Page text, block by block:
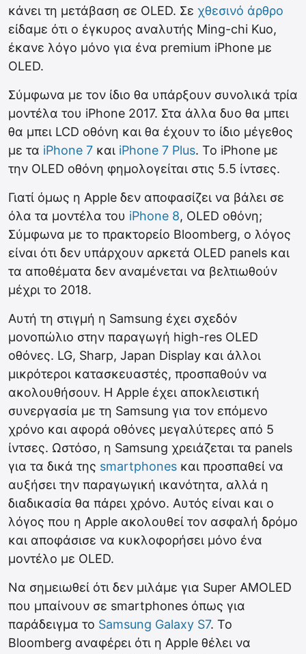
κάνει τη μετάβαση σε OLED. Σε χθεσινό άρθρο
είδαμε ότι ο έγκυρος αναλυτής Ming-chi Kuo,
έκανε λόγο μόνο για ένα premium iPhone με
OLED.
Σύμφωνα με τον ίδιο θα υπάρξουν συνολικά τρία
μοντέλα του iPhone 2017. Στα άλλα δυο θα μπει
θα μπει LCD οθόνη και θα έχουν το ίδιο μέγεθος
με τα iPhone 7 και iPhone 7 Plus. Το iPhone με
την OLED οθόνη φημολογείται στις 5.5 ίντσες.
Γιατί όμως η Apple δεν αποφασίζει να βάλει σε
όλα τα μοντέλα του iPhone 8, OLED οθόνη;
Σύμφωνα με το πρακτορείο Bloomberg, ο λόγος
είναι ότι δεν υπάρχουν αρκετά OLED panels και
τα αποθέματα δεν αναμένεται να βελτιωθούν
μέχρι το 2018.
Αυτή τη στιγμή η Samsung έχει σχεδόν
μονοπώλιο στην παραγωγή high-res OLED
οθόνες. LG, Sharp, Japan Display και άλλοι
μικρότεροι κατασκευαστές, προσπαθούν να
ακολουθήσουν. Η Apple έχει αποκλειστική
συνεργασία με τη Samsung για τον επόμενο
χρόνο και αφορά οθόνες μεγαλύτερες από 5
ίντσες. Ωστόσο, η Samsung χρειάζεται τα panels
για τα δικά της smartphones και προσπαθεί να
αυξήσει την παραγωγική ικανότητα, αλλά η
διαδικασία θα πάρει χρόνο. Αυτός είναι και ο
λόγος που η Apple ακολουθεί τον ασφαλή δρόμο
και αποφάσισε να κυκλοφορήσει μόνο ένα
μοντέλο με OLED.
Να σημειωθεί ότι δεν μιλάμε για Super AMOLED
που μπαίνουν σε smartphones όπως για
παράδειγμα το Samsung Galaxy S7. Το
Bloomberg αναφέρει ότι η Apple θέλει να